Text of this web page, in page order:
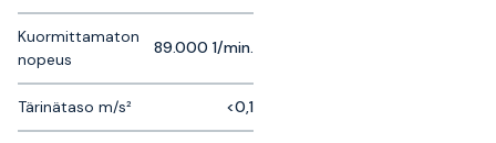
Kuormittamaton
nopeus
89.000 1/min.
Tärinätaso m/s² <0,1